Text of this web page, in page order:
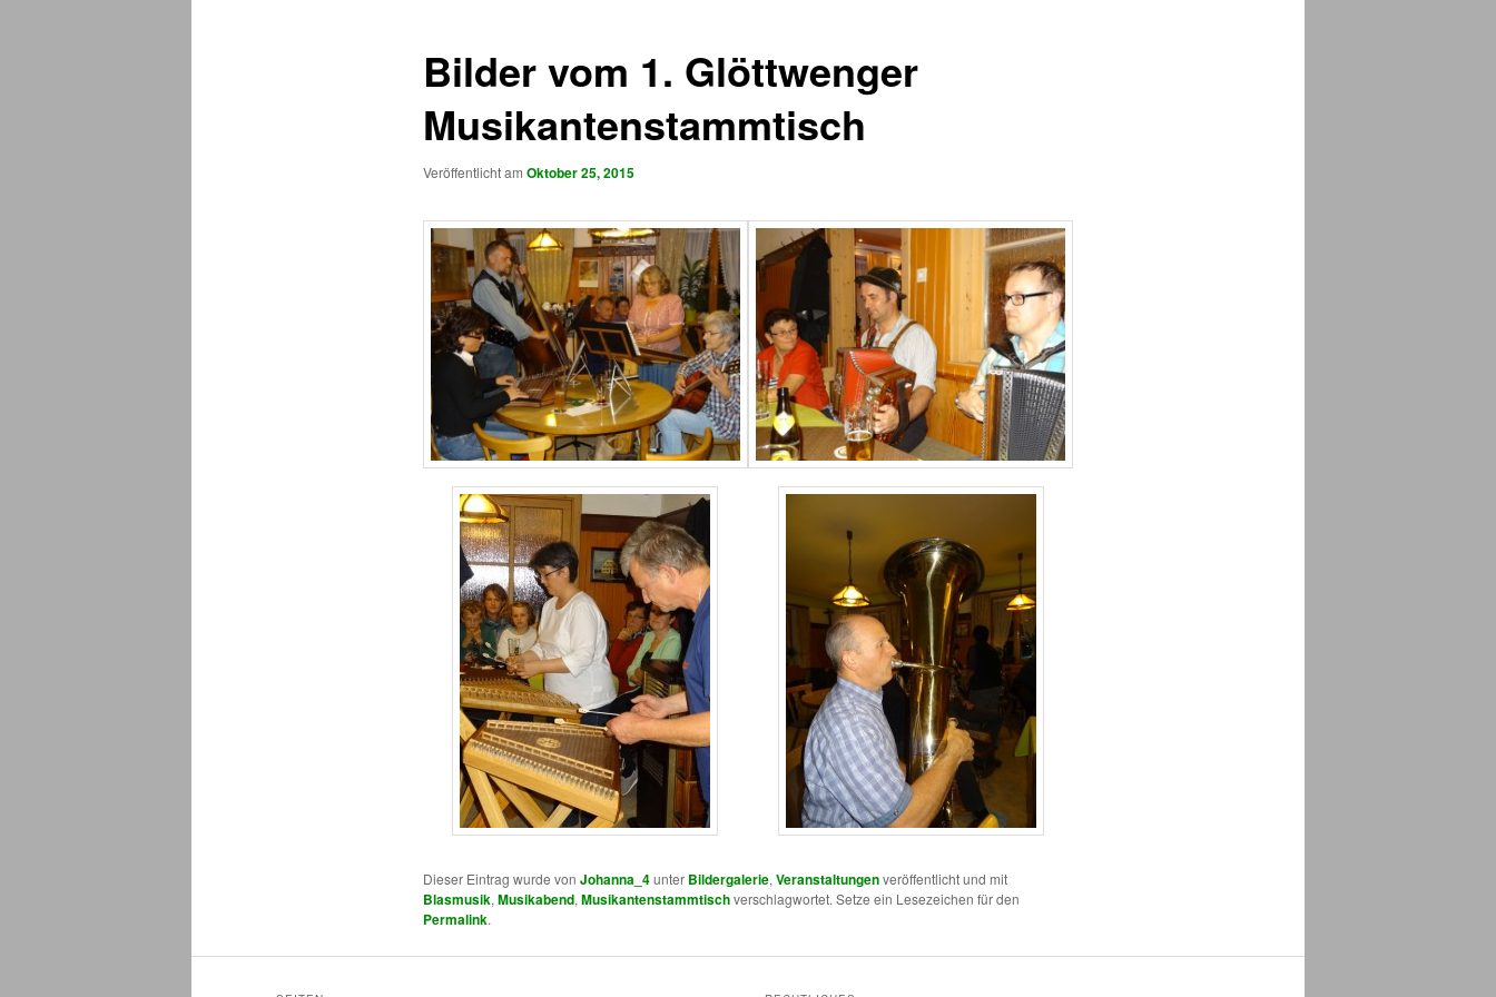
Bilder vom 1. Glöttwenger
Musikantenstammtisch
Veröffentlicht am Oktober 25, 2015
Dieser Eintrag wurde von Johanna_4unter Bildergalerie, Veranstaltungenveröffentlicht und mit
Blasmusik, Musikabend, Musikantenstammtischverschlagwortet. Setze ein Lesezeichen für den
Permalink.